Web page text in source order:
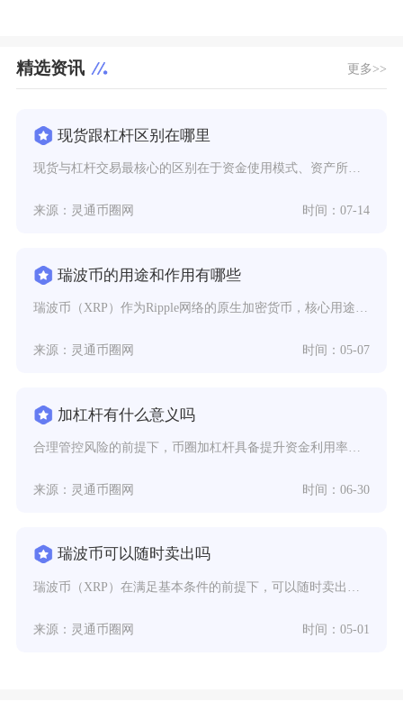
精选资讯 更多>>
现货跟杠杆区别在哪里
现货与杠杆交易最核心的区别在于资金使用模式、资产所有权、盈亏机制与风险上限，现货是使用自有
来源：灵通币圈网 时间：07-14
瑞波币的用途和作用有哪些
瑞波币（XRP）作为Ripple网络的原生加密货币，核心用途与作用集中在跨境支付结算、充当
来源：灵通币圈网 时间：05-07
加杠杆有什么意义吗
合理管控风险的前提下，币圈加杠杆具备提升资金利用率、丰富交易策略、对冲持仓亏损、捕捉短线小
来源：灵通币圈网 时间：06-30
瑞波币可以随时卖出吗
来源：灵通币圈网 时间：05-01